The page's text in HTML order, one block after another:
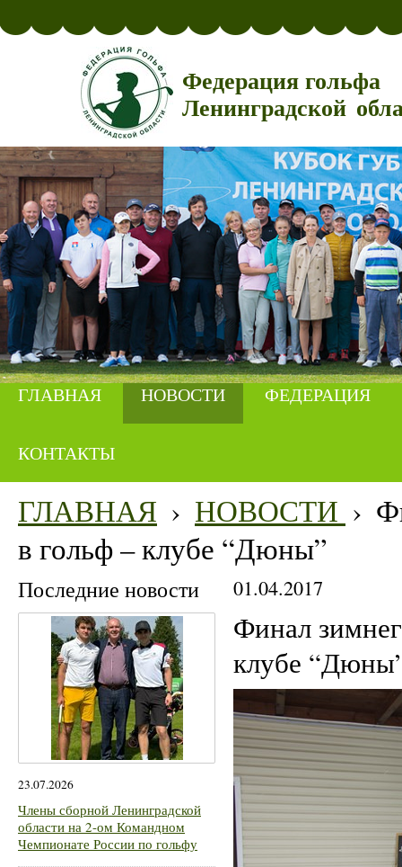
Федерация гольфа
Ленинградской
ГЛАВНАЯ НОВОСТИ ФЕДЕРАЦИЯ
КОНТАКТЫ
ГЛАВНАЯ › НОВОСТИ ›
в гольф – клубе “Дюны”
Последние новости
23.07.2026
Члены сборной Ленинградской
области на 2-ом Командном
Чемпионате России по гольфу
01.04.2017
Финал
клубе